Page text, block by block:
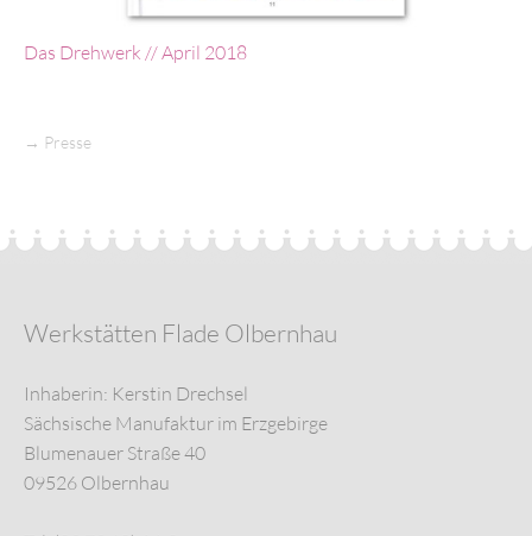
Das Drehwerk // April 2018
→ Presse
Werkstätten Flade Olbernhau
Inhaberin: Kerstin Drechsel
Sächsische Manufaktur im Erzgebirge
Blumenauer Straße 40
09526 Olbernhau